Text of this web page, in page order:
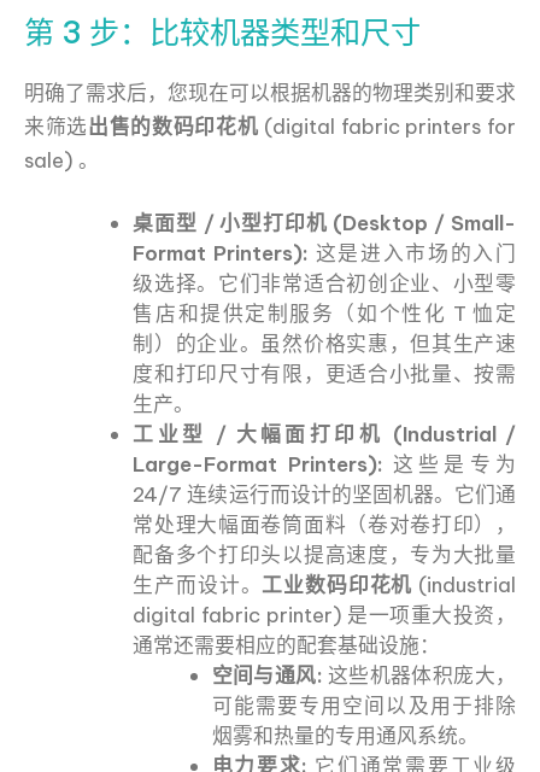
第 3 步：比较机器类型和尺寸
明确了需求后，您现在可以根据机器的物理类别和要求
来筛选出售的数码印花机 (digital fabric printers for
sale) 。
桌面型 / 小型打印机 (Desktop / Small-
Format Printers): 这是进入市场的入门
级选择。它们非常适合初创企业、小型零
售店和提供定制服务（如个性化 T 恤定
制）的企业。虽然价格实惠，但其生产速
度和打印尺寸有限，更适合小批量、按需
生产。
工业型 / 大幅面打印机 (Industrial /
Large-Format Printers): 这些是专为
24/7 连续运行而设计的坚固机器。它们通
常处理大幅面卷筒面料（卷对卷打印），
配备多个打印头以提高速度，专为大批量
生产而设计。 工业数码印花机 (industrial
digital fabric printer) 是一项重大投资，
通常还需要相应的配套基础设施：
空间与通风: 这些机器体积庞大，
可能需要专用空间以及用于排除
烟雾和热量的专用通风系统。
电力要求: 它们通常需要工业级